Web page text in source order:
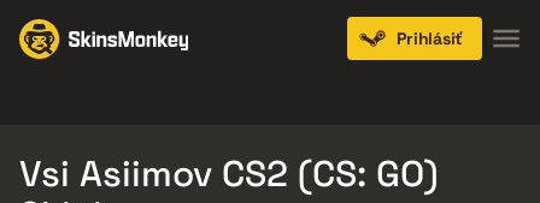
Prihlásiť
Vsi Asiimov CS2 (CS: GO)